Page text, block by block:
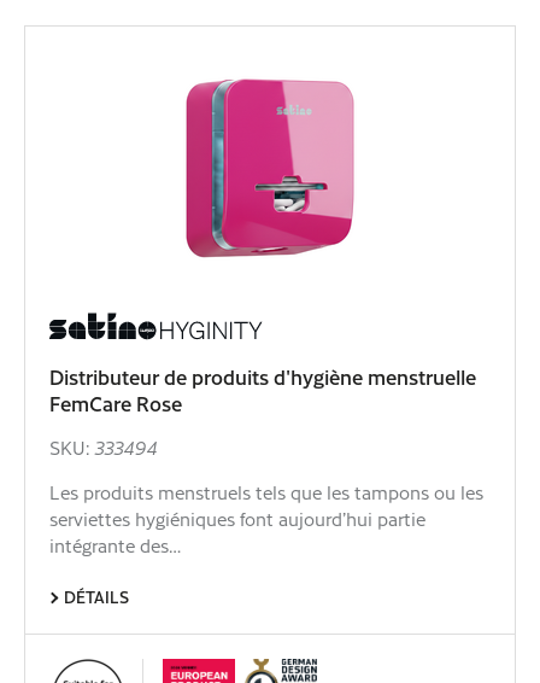
Distributeur de produits d'hygiène menstruelle
FemCare Rose
SKU:333494
Les produits menstruels tels que les tampons ou les
serviettes hygiéniques font aujourd’hui partie
intégrante des…
DÉTAILS